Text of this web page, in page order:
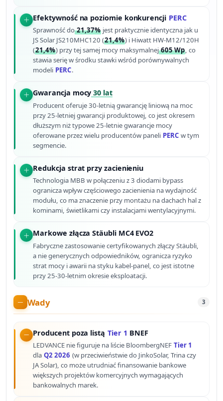
Efektywność na poziomie konkurencji PERC
Sprawność do21,37% jest praktycznie identyczna jak u
JS Solar JS210MHC120 (21,4%) i Hiwatt HW-M12/120H
(21,4%) przy tej samej mocy maksymalnej605 Wp, co
stawia serię w środku stawki wśród porównywalnych
modeli PERC.
Gwarancja mocy 30 lat
Producent oferuje 30-letnią gwarancję liniową na moc
przy 25-letniej gwarancji produktowej, co jest okresem
dłuższym niż typowe 25-letnie gwarancje mocy
oferowane przez wielu producentów paneli PERC w tym
segmencie.
Redukcja strat przy zacienieniu
Technologia MBB w połączeniu z 3 diodami bypass
ogranicza wpływ częściowego zacienienia na wydajność
modułu, co ma znaczenie przy montażu na dachach hal z
kominami, świetlikami czy instalacjami wentylacyjnymi.
Markowe złącza Stäubli MC4 EVO2
Fabryczne zastosowanie certyfikowanych złączy Stäubli,
a nie generycznych odpowiedników, ogranicza ryzyko
strat mocy i awarii na styku kabel-panel, co jest istotne
przy 25-30-letnim okresie eksploatacji.
Wady 3
Producent poza listą Tier 1 BNEF
LEDVANCE nie figuruje na liście BloombergNEF Tier 1
dla Q2 2026 (w przeciwieństwie do JinkoSolar, Trina czy
JA Solar), co może utrudniać finansowanie bankowe
większych projektów komercyjnych wymagających
bankowalnych marek.